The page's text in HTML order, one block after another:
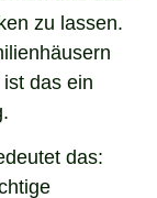
zu lassen.
das ein
das: